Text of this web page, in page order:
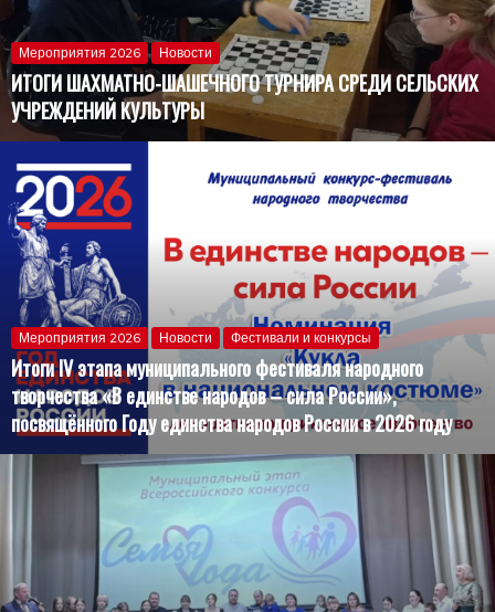
Мероприятия 2026 Новости
ИТОГИ ШАХМАТНО-ШАШЕЧНОГО ТУРНИРА СРЕДИ СЕЛЬСКИХ
УЧРЕЖДЕНИЙ КУЛЬТУРЫ
Мероприятия 2026 Новости Фестивали и конкурсы
Итоги IV этапа муниципального фестиваля народного
творчества «В единстве народов – сила России»,
посвящённого Году единства народов России в 2026 году